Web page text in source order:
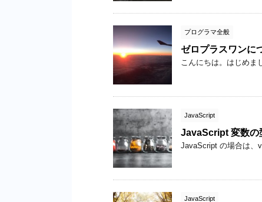
プログラマ全般
ゼロプラスワンに
こんにちは。はじめま
JavaScript
JavaScript 変数の
JavaScript の場合は、
JavaScript